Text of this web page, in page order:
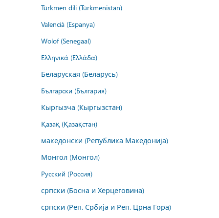
Türkmen dili (Türkmenistan)
Valencià (Espanya)
Wolof (Senegaal)
Ελληνικά (Ελλάδα)
Беларуская (Беларусь)
Български (България)
Кыргызча (Кыргызстан)
Қазақ (Қазақстан)
македонски (Република Македонија)
Монгол (Монгол)
Русский (Россия)
српски (Босна и Херцеговина)
српски (Реп. Србија и Реп. Црна Гора)